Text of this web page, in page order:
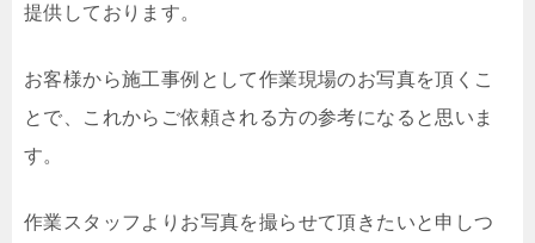
提供しております。
お客様から施工事例として作業現場のお写真を頂くこ
とで、これからご依頼される方の参考になると思いま
す。
作業スタッフよりお写真を撮らせて頂きたいと申しつ